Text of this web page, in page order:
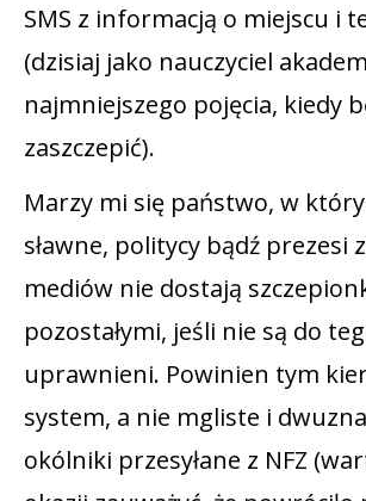
SMS z informacją o miejscu i
(dzisiaj jako nauczyciel
najmniejszego pojęcia, kiedy
zaszczepić).
Marzy mi się państwo, w
sławne, politycy bądź prezesi
mediów nie dostają
pozostałymi, jeśli nie są do
uprawnieni. Powinien tym
system, a nie mgliste i
okólniki przesyłane z NFZ